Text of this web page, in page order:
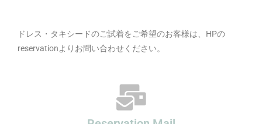
ドレス・タキシードのご試着をご希望のお客様は、HPの
reservationよりお問い合わせください。